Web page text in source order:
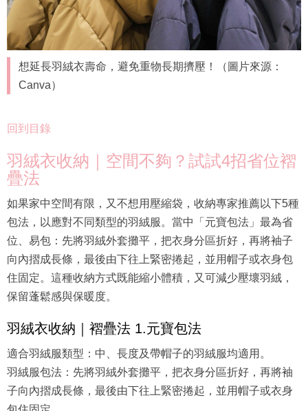
想延長羽絨衣壽命，避免重物長期擠壓！（圖片來源：
Canva）
回到目錄
羽絨衣收納｜空間不夠？試試4招省位褶
疊法
如果家中空間有限，又不想用壓縮袋，收納專家推薦以下5種
包法，以應對不同類型的羽絨服。當中「元寶包法」最為省
位、易包：先將羽絨外套攤平，把衣身分區折好，再將袖子
向內摺成長條，最後由下往上緊密捲起，並用帽子或衣身包
住固定。這種收納方式既能縮小體積，又可減少壓壞羽絨，
保留蓬鬆感與保暖度。
羽絨衣收納｜褶疊法 1.元寶包法
適合羽絨服類型：中、長度及帶帽子的羽絨服均適用。
羽絨服包法：先將羽絨外套攤平，把衣身分區折好，再將袖
子向內摺成長條，最後由下往上緊密捲起，並用帽子或衣身